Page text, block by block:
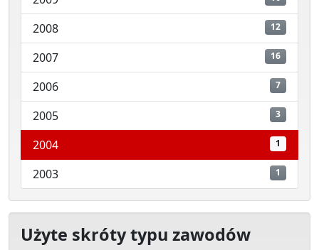
2008 12
2007 16
2006 7
2005 3
2004 1
2003 1
Użyte skróty typu zawodów